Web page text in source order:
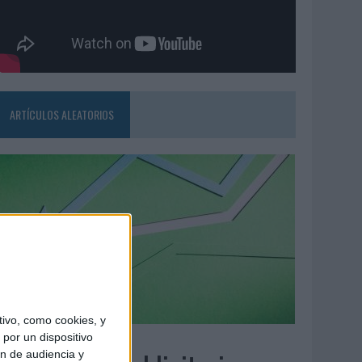
como cookies, y
un dispositivo
de audiencia y
ARTÍCULOS ALEATORIOS
08/2026